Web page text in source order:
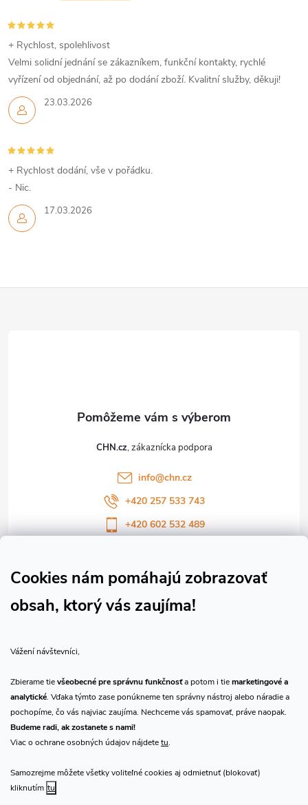
Cookies nám pomáhajú zobrazovať
obsah, ktorý vás zaujíma!
Vážení návštevníci,
Zbierame tievšeobecné pre správnu funkčnosťa potom i tiemarketingové a
analytické. Vďaka týmto zase ponúkneme ten správny nástroj alebo náradie a
pochopíme, čo vás najviac zaujíma. Nechceme vás spamovať, práve naopak.
Budeme radi, ak zostanete s nami!
Viac o ochrane osobných údajov nájdetetu.
Samozrejme môžete všetky voliteľné cookies aj odmietnuť (blokovať)
kliknutím tu
23.03.2026
+ Rychlost, spolehlivost
Velmi solidní jednání se zákazníkem, funkční kontakty, rychlé
vyřízení od objednání, až po dodání zboží. Kvalitní služby, děkuji!
17.03.2026
+ Rychlost dodání, vše v pořádku.
- Nic.
CHN.cz
info@chn.cz
+420 257 533 743
+420 602 532 489
Sledujte náš vlog CHN_CZ
Prijímame online platby